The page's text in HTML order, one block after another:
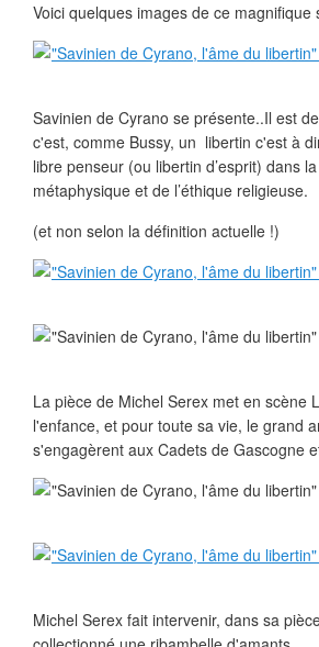
Voici quelques images de ce magnifique
Savinien de Cyrano se présente..Il est
c'est, comme Bussy, un libertin c'est à
libre penseur (ou libertin d’esprit) dans
métaphysique et de l’éthique religieuse.
(et non selon la définition actuelle !)
La pièce de Michel Serex met en scène
l'enfance, et pour toute sa vie, le grand
s'engagèrent aux Cadets de Gascogne
Michel Serex fait intervenir, dans sa